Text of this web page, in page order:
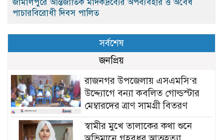
পাচারবিরোধী দিবস পালিত
সর্বশেষ
জনপ্রিয়
রাজনগর উপজেলায় এসএমসি‘র
উদ্দ্যোগে বন্যা কবলিত গোল্ডস্টার
মেম্বারদের ত্রাণ সামগ্রী বিতরণ
স্বামীর মুখে তালাকের কথা শুনে